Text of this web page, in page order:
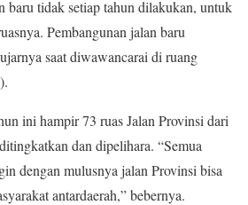
baru tidak setiap tahun dilakukan, untuk
Pembangunan jalan baru
saat diwawancarai di ruang
ini hampir 73 ruas Jalan Provinsi dari
dan dipelihara. “Semua
dengan mulusnya jalan Provinsi bisa
antardaerah,” bebernya.